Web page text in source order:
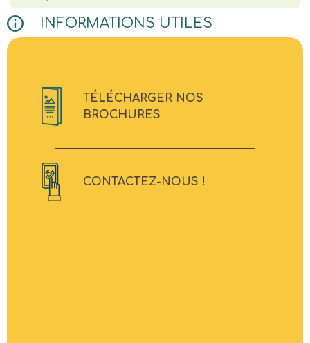
INFORMATIONS UTILES
TÉLÉCHARGER NOS
BROCHURES
CONTACTEZ-NOUS !